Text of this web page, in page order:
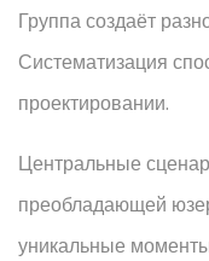
Группа создаёт
Систематизация
проектировании.
Центральные
преобладающей
уникальные